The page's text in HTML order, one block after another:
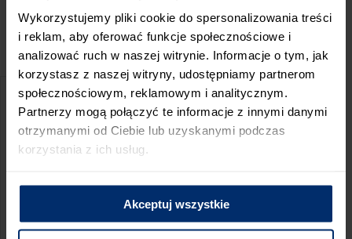
Wykorzystujemy pliki cookie do spersonalizowania treści
i reklam, aby oferować funkcje społecznościowe i
analizować ruch w naszej witrynie. Informacje o tym, jak
korzystasz z naszej witryny, udostępniamy partnerom
społecznościowym, reklamowym i analitycznym.
Partnerzy mogą połączyć te informacje z innymi danymi
otrzymanymi od Ciebie lub uzyskanymi podczas
korzystania z ich usług.
Akceptuj wszystkie
ZGŁOŚ BŁĄD
PRZED WIZYTĄ W SKLEPIE POLECAMY:
KALKULATOR ZUŻYCIA